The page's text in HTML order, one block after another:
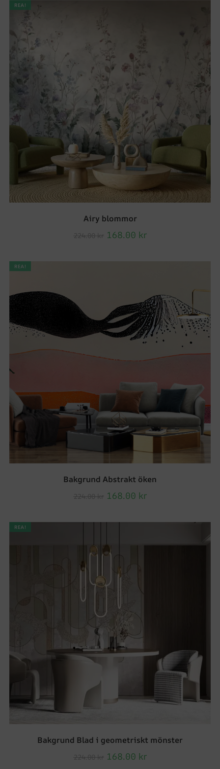
REA!
Airy blommor
168.00 kr
REA!
Bakgrund Abstrakt öken
168.00 kr
REA!
Bakgrund Blad i geometriskt mönster
168.00 kr